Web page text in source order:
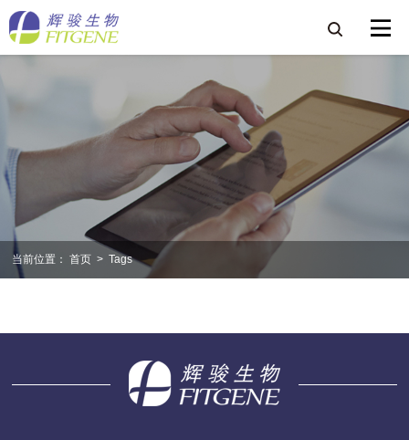
当前位置： 首页 > Tags